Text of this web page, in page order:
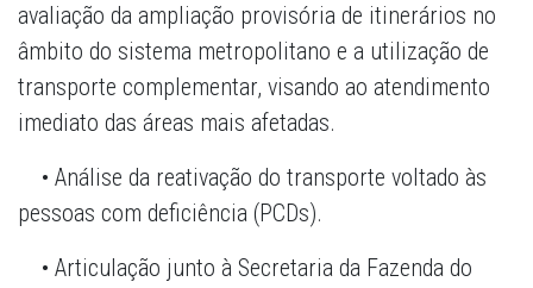
avaliação da ampliação provisória de itinerários no
âmbito do sistema metropolitano e a utilização de
transporte complementar, visando ao atendimento
imediato das áreas mais afetadas.
• Análise da reativação do transporte voltado às
pessoas com deficiência (PCDs).
• Articulação junto à Secretaria da Fazenda do